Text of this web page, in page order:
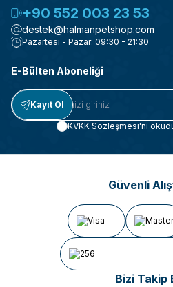
+90 552 003 23 53
destek@halmanpetshop.com
Pazartesi - Pazar: 09:30 - 21:30
E-Bülten Aboneliği
Kayıt Ol
KVKK Sözleşmesi'ni
Güvenli
Bizi Takip